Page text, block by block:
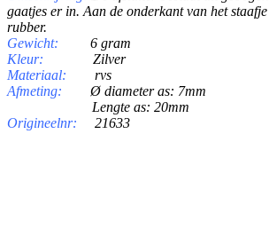
gaatjes er in. Aan de onderkant van het
rubber.
Gewicht:
6 gram
Kleur: Zilver
Materiaal: rvs
Afmeting:
Ø diameter as: 7mm
Lengte as:
Origineelnr:
21633